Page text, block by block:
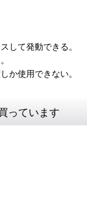
して発動できる。
か使用できない。
っています